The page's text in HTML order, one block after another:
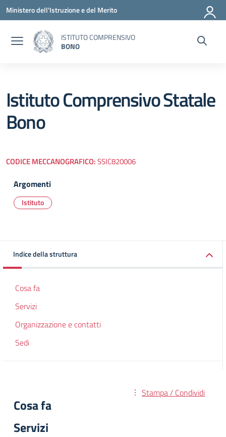
Vai ai contenuti
Vai al menu di navigazione
Vai al footer
Ministero dell'Istruzione e del Merito
ISTITUTO COMPRENSIVO
BONO
Istituto Comprensivo Statale
Bono
CODICE MECCANOGRAFICO:SSIC820006
Argomenti
Istituto
Indice della struttura
Cosa fa
Servizi
Organizzazione e contatti
Sedi
Stampa / Condividi
Cosa fa
Servizi